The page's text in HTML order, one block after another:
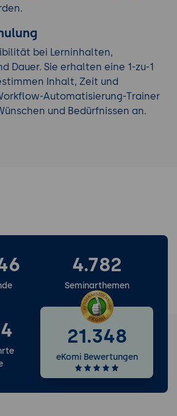
bei Lerninhalten,
Dauer. Sie erhalten eine 1-zu-1
Inhalt, Zeit und
Automatisierung-Trainer
und Bedürfnissen an.
4.782
Seminarthemen
21.348
eKomi Bewertungen